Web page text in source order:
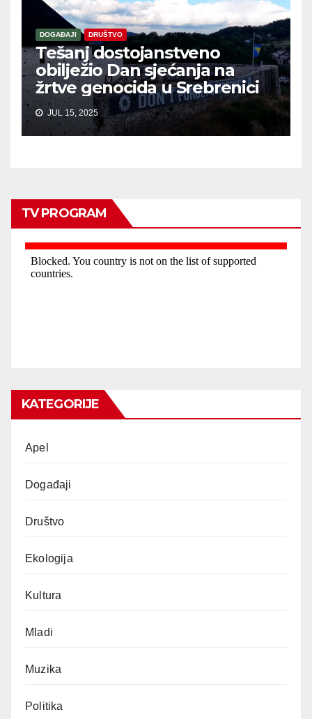
DOGAĐAJI DRUŠTVO
Tešanj dostojanstveno
obilježio Dan sjećanja na
žrtve genocida u Srebrenici
JUL 15, 2025
TV PROGRAM
KATEGORIJE
Apel
Događaji
Društvo
Ekologija
Kultura
Mladi
Muzika
Politika